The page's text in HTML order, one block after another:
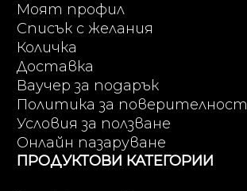
Моят профил
Списък с желания
Количка
Доставка
Ваучер за подарък
Политика за поверителност
Условия за ползване
Онлайн пазаруване
ПРОДУКТОВИ КАТЕГОРИИ